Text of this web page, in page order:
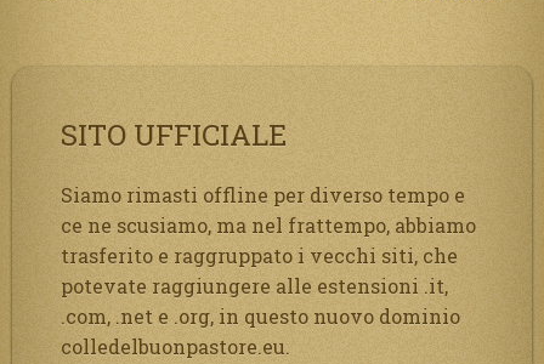
SITO UFFICIALE
Siamo rimasti offline per diverso tempo e
ce ne scusiamo, ma nel frattempo, abbiamo
trasferito e raggruppato i vecchi siti, che
potevate raggiungere alle estensioni .it,
.com, .net e .org, in questo nuovo dominio
colledelbuonpastore.eu.